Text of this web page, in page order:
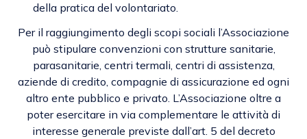
della pratica del volontariato.
Per il raggiungimento degli scopi sociali l’Associazione
può stipulare convenzioni con strutture sanitarie,
parasanitarie, centri termali, centri di assistenza,
aziende di credito, compagnie di assicurazione ed ogni
altro ente pubblico e privato. L’Associazione oltre a
poter esercitare in via complementare le attività di
interesse generale previste dall’art. 5 del decreto